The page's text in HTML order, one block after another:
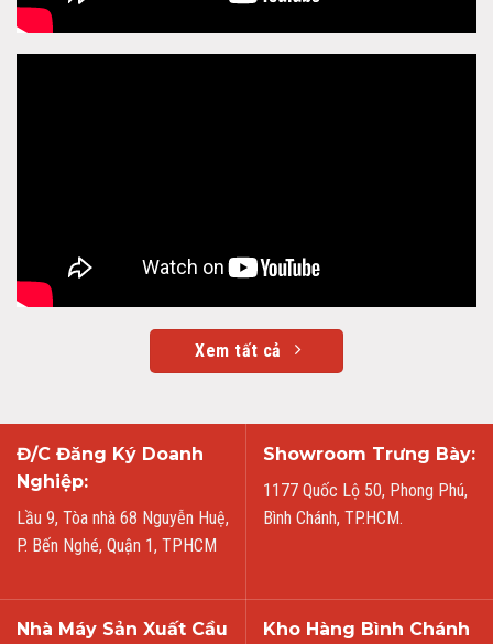
Xem tất cả
Đ/C Đăng Ký Doanh
Nghiệp:
Lầu 9, Tòa nhà 68 Nguyễn Huệ,
P. Bến Nghé, Quận 1, TPHCM
Showroom Trưng Bày:
1177 Quốc Lộ 50, Phong Phú,
Bình Chánh, TP.HCM.
Nhà Máy Sản Xuất Cầu
Kho Hàng Bình Chánh